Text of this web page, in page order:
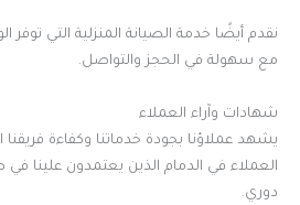
نقدم أيضًا خدمة الصيانة المنزلية التي توفر
مع سهولة في الحجز والتواصل.
شهادات وآراء العملاء
يشهد عملاؤنا بجودة خدماتنا وكفاءة فريقنا
العملاء في الدمام الذين يعتمدون علينا
دوري.